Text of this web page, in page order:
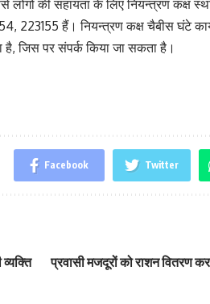
की सहायता के लिए नियन्त्रण कक्ष
223155 हैं। नियन्त्रण कक्ष चैबीस घंटे
है, जिस पर संपर्क किया जा सकता है।
Facebook Twitter
प्रवासी मजदूरों को राशन वितरण